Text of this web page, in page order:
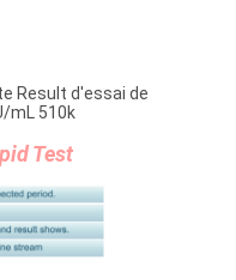
Result d'essai de
mL 510k
Test